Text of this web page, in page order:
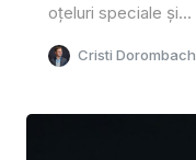
oțeluri speciale și...
Cristi Dorombach